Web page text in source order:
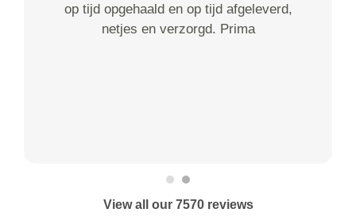
op tijd opgehaald en op tijd afgeleverd,
netjes en verzorgd. Prima
View all our 7570 reviews